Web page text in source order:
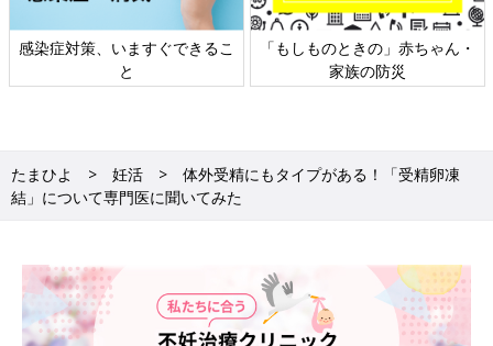
感染症対策、いますぐできるこ
と
「もしものときの」赤ちゃん・
家族の防災
たまひよ 妊活
体外受精にもタイプがある！「受精卵凍
結」について専門医に聞いてみた